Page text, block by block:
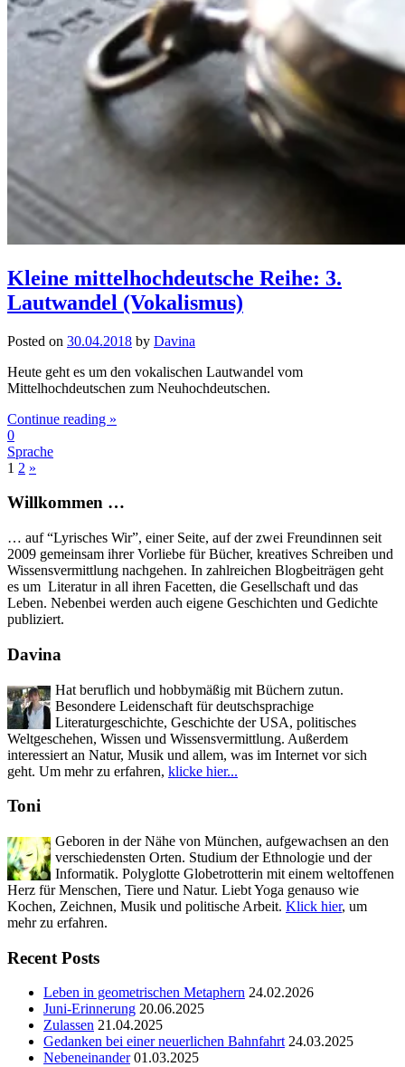
Kleine mittelhochdeutsche Reihe: 3.
Lautwandel (Vokalismus)
Posted on 30.04.2018 by Davina
Heute geht es um den vokalischen Lautwandel vom
Mittelhochdeutschen zum Neuhochdeutschen.
Continue reading »
0
Sprache
1 2 »
Willkommen …
… auf “Lyrisches Wir”, einer Seite, auf der zwei Freundinnen seit
2009 gemeinsam ihrer Vorliebe für Bücher, kreatives Schreiben und
Wissensvermittlung nachgehen. In zahlreichen Blogbeiträgen geht
es um Literatur in all ihren Facetten, die Gesellschaft und das
Leben. Nebenbei werden auch eigene Geschichten und Gedichte
publiziert.
Davina
Hat beruflich und hobbymäßig mit Büchern zutun.
Besondere Leidenschaft für deutschsprachige
Literaturgeschichte, Geschichte der USA, politisches
Weltgeschehen, Wissen und Wissensvermittlung. Außerdem
interessiert an Natur, Musik und allem, was im Internet vor sich
geht. Um mehr zu erfahren, klicke hier...
Toni
Geboren in der Nähe von München, aufgewachsen an den
verschiedensten Orten. Studium der Ethnologie und der
Informatik. Polyglotte Globetrotterin mit einem weltoffenen
Herz für Menschen, Tiere und Natur. Liebt Yoga genauso wie
Kochen, Zeichnen, Musik und politische Arbeit. Klick hier, um
mehr zu erfahren.
Recent Posts
Leben in geometrischen Metaphern 24.02.2026
Juni-Erinnerung 20.06.2025
Zulassen 21.04.2025
Gedanken bei einer neuerlichen Bahnfahrt 24.03.2025
Nebeneinander 01.03.2025